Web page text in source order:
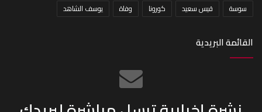
سوسة
قيس سعيد كورونا وفاة يوسف الشاهد
القائمة البريدية